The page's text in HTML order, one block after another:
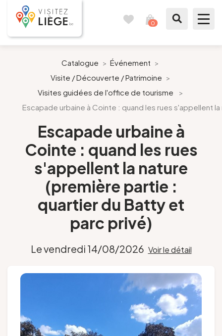
0
Comme un Liégeois
Préparer mon séjour
Nos suggestions
Pays de Liège
Suivez-nous
Catalogue > Événement >
Visite / Découverte / Patrimoine >
Visites guidées de l'office de tourisme
>
Escapade urbaine à Cointe : quand les rues s'appellent
Escapade urbaine à
Cointe : quand les rues
s'appellent la nature
(première partie :
quartier du Batty et
parc privé)
Le vendredi 14/08/2026 Voir le détail